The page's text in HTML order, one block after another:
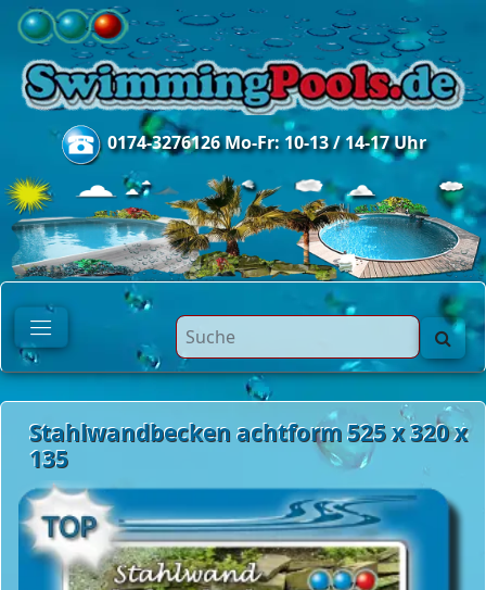
0174-3276126 Mo-Fr: 10-13 / 14-17 Uhr
Stahlwandbecken achtform 525 x 320 x
135